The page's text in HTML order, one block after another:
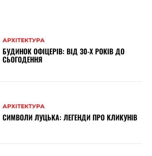
АРХІТЕКТУРА
БУДИНОК ОФІЦЕРІВ: ВІД 30-Х РОКІВ ДО
СЬОГОДЕННЯ
АРХІТЕКТУРА
СИМВОЛИ ЛУЦЬКА: ЛЕГЕНДИ ПРО КЛИКУНІВ